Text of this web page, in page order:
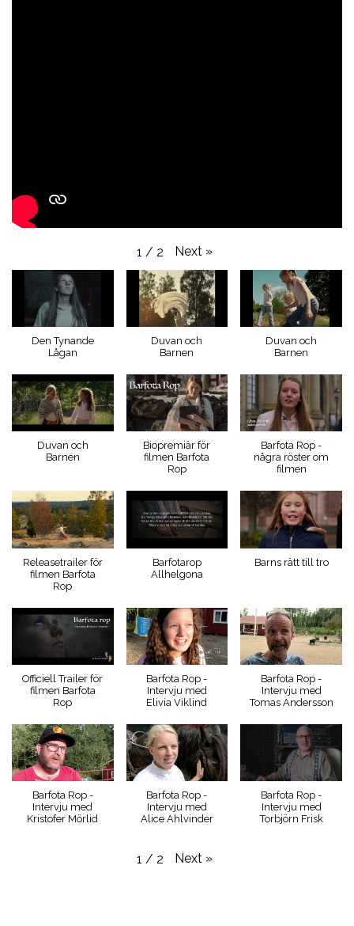
1 / 2 Next »
Den Tynande
Lågan
Duvan och
Barnen
Duvan och
Barnen
Duvan och
Barnen
Biopremiär för
filmen Barfota
Rop
Barfota Rop -
några röster om
filmen
Releasetrailer för
filmen Barfota
Rop
Barfotarop
Allhelgona
Barns rätt till tro
Officiell Trailer för
filmen Barfota
Rop
Barfota Rop -
Intervju med
Elivia Viklind
Barfota Rop -
Intervju med
Tomas Andersson
Barfota Rop -
Intervju med
Kristofer Mörlid
Barfota Rop -
Intervju med
Alice Ahlvinder
Barfota Rop -
Intervju med
Torbjörn Frisk
1 / 2 Next »